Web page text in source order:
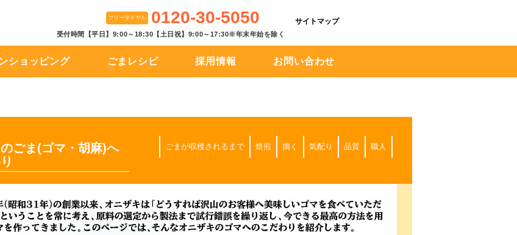
フリーダイヤル 0120-30-5050
受付時間【平日】9:00～18:30【土日祝】9:00～17:30※年末年始を除く
サイトマップ
ショッピング ごまレシピ 採用情報 お問い合わせ
ごま(ゴマ・胡麻)へ
ごまが収穫されるまで 焙煎 搗く 気配り 品質 職人